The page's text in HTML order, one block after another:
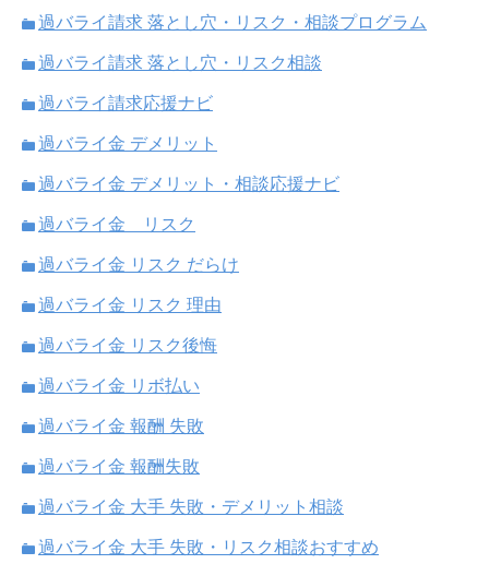
過バライ請求 落とし穴・リスク・相談プログラム
過バライ請求 落とし穴・リスク相談
過バライ請求応援ナビ
過バライ金 デメリット
過バライ金 デメリット・相談応援ナビ
過バライ金 リスク
過バライ金 リスク だらけ
過バライ金 リスク 理由
過バライ金 リスク後悔
過バライ金 リボ払い
過バライ金 報酬 失敗
過バライ金 報酬失敗
過バライ金 大手 失敗・デメリット相談
過バライ金 大手 失敗・リスク相談おすすめ